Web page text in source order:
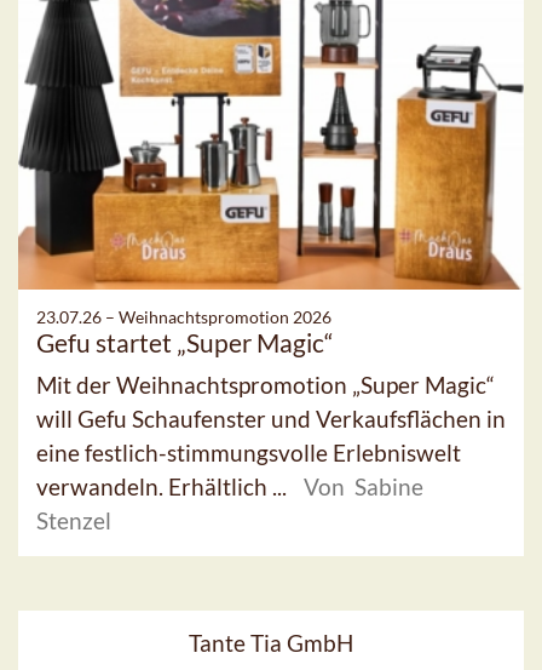
23.07.26 – Weihnachtspromotion 2026
Gefu startet „Super Magic“
Mit der Weihnachtspromotion „Super Magic“
will Gefu Schaufenster und Verkaufsflächen in
eine festlich-stimmungsvolle Erlebniswelt
verwandeln. Erhältlich ...
Von Sabine
Stenzel
Tante Tia GmbH